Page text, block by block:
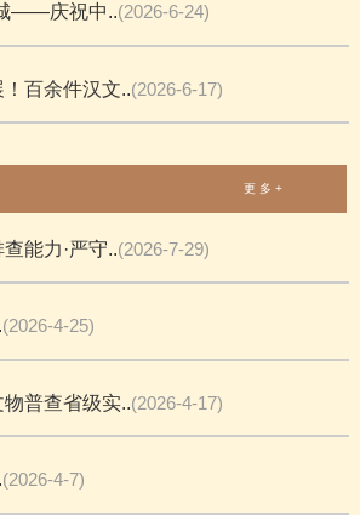
——庆祝中..(2026-6-24)
百余件汉文..(2026-6-17)
更 多 +
能力·严守..(2026-7-29)
(2026-4-25)
普查省级实..(2026-4-17)
(2026-4-7)